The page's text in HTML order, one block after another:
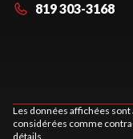
819 303-3168
Les données affichées
considérées comme
détails.